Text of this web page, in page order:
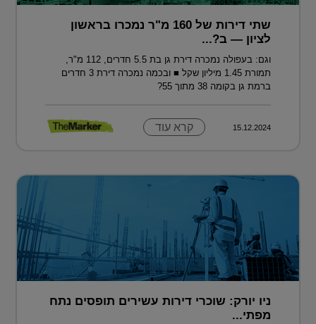
שתי דירות של 160 מ"ר נמכרו בראשון
לציון — ב?...
וגם: בעפולה נמכרה דירת גן בת 5.5 חדרים, 112 מ"ר,
תמורת 1.45 מיליון שקל ■ ובכמה נמכרה דירת 3 חדרים
ברמת גן בקומה 38 מתוך 55?
15.12.2024 קרא עוד
ניו יורק: שוכרי דירות עשירים תופסים נתח
מפתי...